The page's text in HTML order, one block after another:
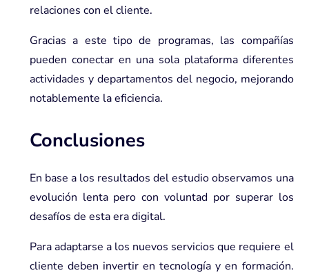
relaciones con el cliente.
Gracias a este tipo de programas, las compañías
pueden conectar en una sola plataforma diferentes
actividades y departamentos del negocio, mejorando
notablemente la eficiencia.
Conclusiones
En base a los resultados del estudio observamos una
evolución lenta pero con voluntad por superar los
desafíos de esta era digital.
Para adaptarse a los nuevos servicios que requiere el
cliente deben invertir en tecnología y en formación.